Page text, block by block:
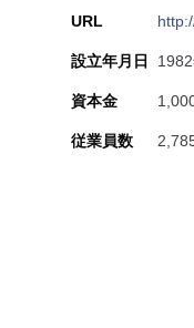
URL
設立年月日
資本金
従業員数